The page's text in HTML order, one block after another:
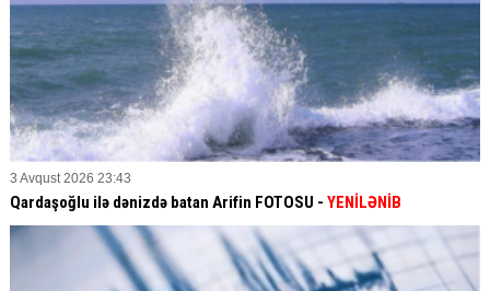
3 Avqust 2026 23:43
Qardaşoğlu ilə dənizdə batan Arifin FOTOSU - YENİLƏNİB